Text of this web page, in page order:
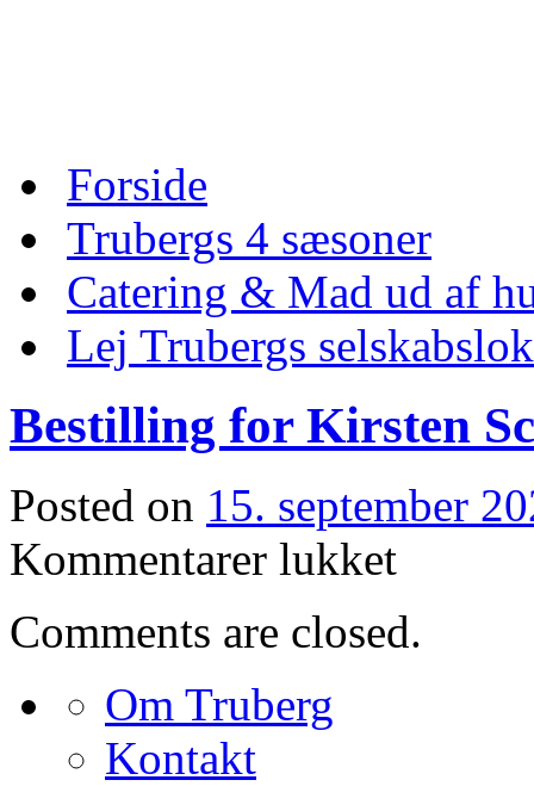
to
Forside
Trubergs 4 sæsoner
Catering & Mad ud af
Lej Trubergs
Bestilling for Kirsten
Posted on 15. september
Kommentarer lukket
Schwartz
Comments are closed.
Om Truberg
Kontakt